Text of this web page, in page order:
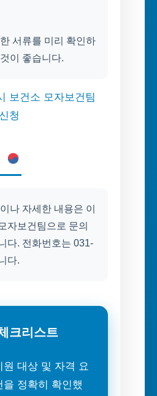
서류를 미리 확인하
이 좋습니다.
보건소 모자보건팀
청
나 자세한 내용은 이
자보건팀으로 문의
다. 전화번호는 031-
다.
크리스트
원 대상 및 자격 요
을 정확히 확인했